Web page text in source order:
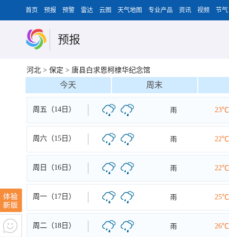
首页 预报 预警 雷达 云图 天气地图 专业产品 资讯 视频 节气
预报
河北 > 保定 > 唐县白求恩柯棣华纪念馆
今天 周末
周五（14日） 雨 23℃
周六（15日） 雨 22℃
周日（16日） 雨 22℃
周一（17日） 雨 25℃
周二（18日） 雨 26℃